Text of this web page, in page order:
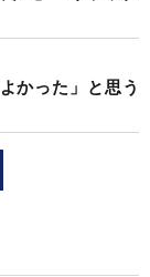
かった」と思う